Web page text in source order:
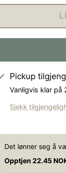
Pickup
Vanligvis klar på
Sjekk
Det lønner seg å
Opptjen 22.45